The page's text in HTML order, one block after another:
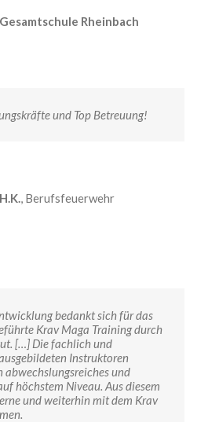
Gesamtschule Rheinbach
und Top Betreuung!
H.K., Berufsfeuerwehr
bedankt sich für das
Krav Maga Training durch
[…] Die fachlich und
Instruktoren
abwechslungsreiches und
höchstem Niveau. Aus diesem
und weiterhin mit dem Krav